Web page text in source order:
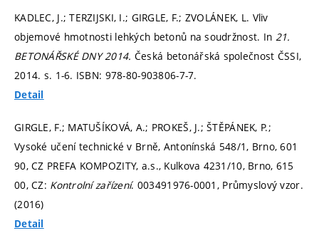
KADLEC, J.; TERZIJSKI, I.; GIRGLE, F.; ZVOLÁNEK, L. Vliv
objemové hmotnosti lehkých betonů na soudržnost. In 21.
BETONÁŘSKÉ DNY 2014. Česká betonářská společnost ČSSI,
2014. s. 1-6. ISBN: 978-80-903806-7-7.
Detail
GIRGLE, F.; MATUŠÍKOVÁ, A.; PROKEŠ, J.; ŠTĚPÁNEK, P.;
Vysoké učení technické v Brně, Antonínská 548/1, Brno, 601
90, CZ PREFA KOMPOZITY, a.s., Kulkova 4231/10, Brno, 615
00, CZ: Kontrolní zařízení. 003491976-0001, Průmyslový vzor.
(2016)
Detail